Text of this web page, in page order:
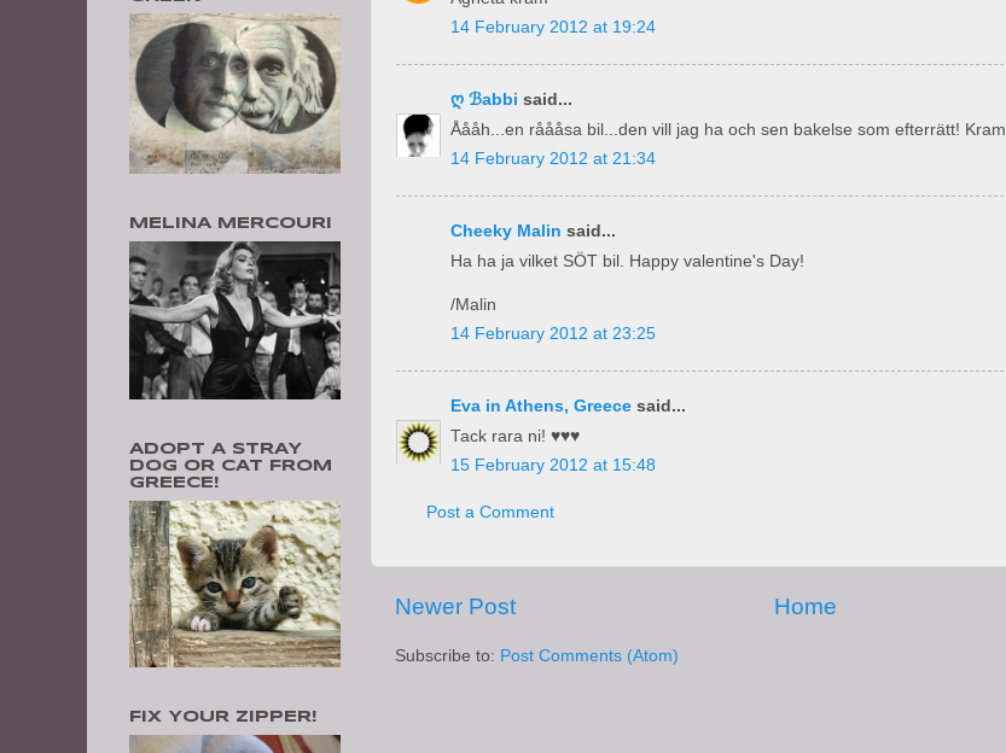
14 February 2012 at 19:24
ღ ℬabbi said...
Åååh...en råååsa bil...den vill jag ha och sen bakelse som efterrätt! Kram
14 February 2012 at 21:34
Cheeky Malin said...
Ha ha ja vilket SÖT bil. Happy valentine's Day!
/Malin
14 February 2012 at 23:25
Eva in Athens, Greece said...
Tack rara ni! ♥♥♥
15 February 2012 at 15:48
Post a Comment
Newer Post Home
Subscribe to: Post Comments (Atom)
MELINA MERCOURI
ADOPT A STRAY
DOG OR CAT FROM
GREECE!
FIX YOUR ZIPPER!